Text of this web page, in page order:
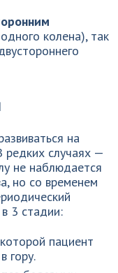
колена), так
на
редких случаях —
не наблюдается
но со временем
3 стадии:
пациент
гору.